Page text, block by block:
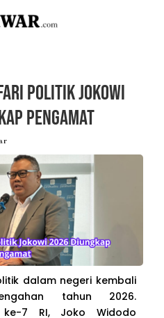
Politik Jokowi
Pengamat
dalam negeri kembali
tahun 2026.
ke-7 RI, Joko Widodo